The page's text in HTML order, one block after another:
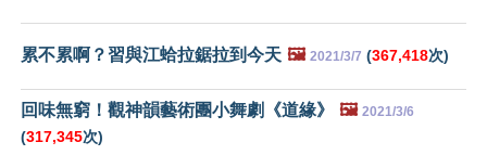
累不累啊？習與江蛤拉鋸拉到今天 🖼️ 2021/3/7 (367,418次)
回味無窮！觀神韻藝術團小舞劇《道緣》 🖼️ 2021/3/6
(317,345次)